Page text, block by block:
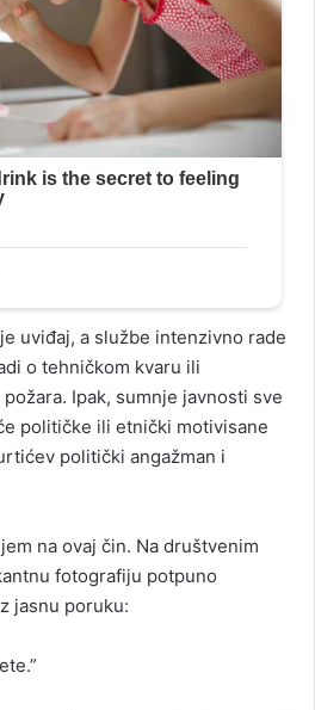
uviđaj, a službe intenzivno rade
o tehničkom kvaru ili
Ipak, sumnje javnosti sve
političke ili etnički motivisane
politički angažman i
na ovaj čin. Na društvenim
fotografiju potpuno
jasnu poruku: